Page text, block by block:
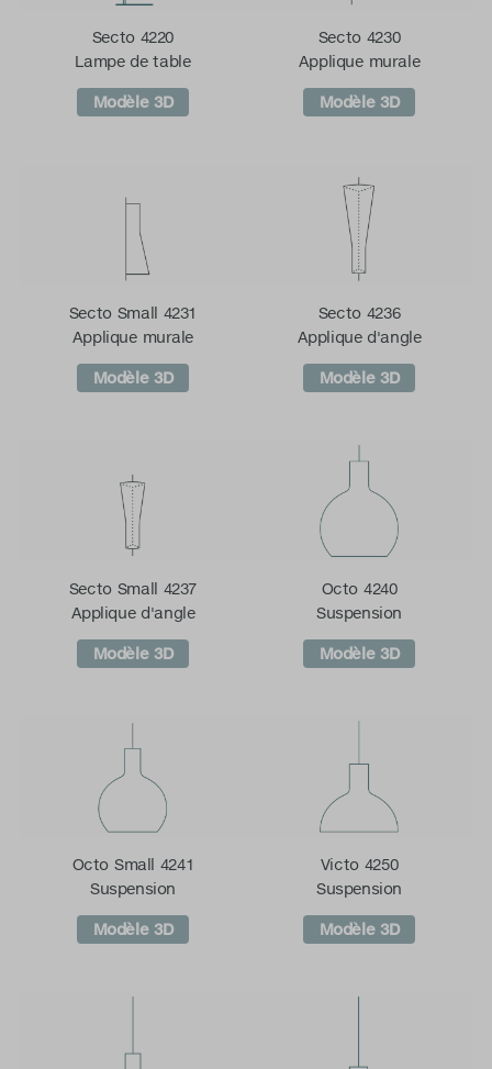
Secto 4220
Lampe de table
Modèle 3D
Secto 4230
Applique murale
Modèle 3D
Secto Small 4231
Applique murale
Modèle 3D
Secto 4236
Applique d'angle
Modèle 3D
Secto Small 4237
Applique d'angle
Modèle 3D
Octo 4240
Suspension
Modèle 3D
Octo Small 4241
Suspension
Modèle 3D
Victo 4250
Suspension
Modèle 3D